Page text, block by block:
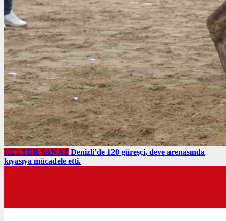
KÜLTÜR SANAT Denizli’de 120 güreşçi, deve arenasında
kıyasıya mücadele etti.